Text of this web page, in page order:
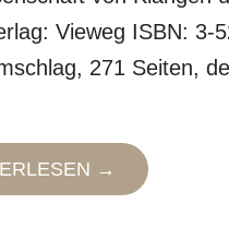
Vieweg ISBN: 3-
271 Seiten,
→